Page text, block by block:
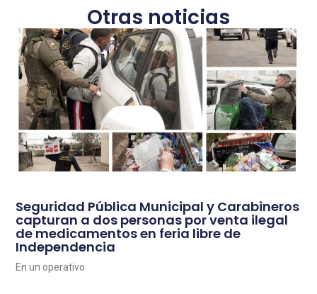
Otras noticias
Seguridad Pública Municipal y Carabineros
capturan a dos personas por venta ilegal
de medicamentos en feria libre de
Independencia
En un operativo